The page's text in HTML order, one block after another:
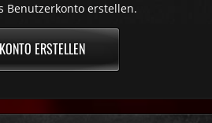
Benutzerkonto erstellen.
ERSTELLEN